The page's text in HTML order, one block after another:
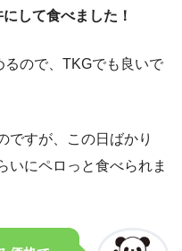
して食べました！
ので、TKGでも良いで
ですが、この日ばかり
いにペロっと食べられま